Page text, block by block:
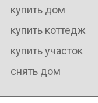
купить дом
купить коттедж
купить участок
снять дом